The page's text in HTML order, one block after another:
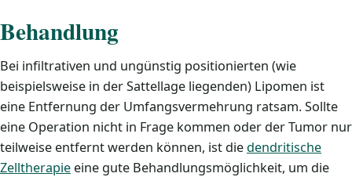
Behandlung
Bei infiltrativen und ungünstig positionierten (wie
beispielsweise in der Sattellage liegenden) Lipomen ist
eine Entfernung der Umfangsvermehrung ratsam. Sollte
eine Operation nicht in Frage kommen oder der Tumor nur
teilweise entfernt werden können, ist diedendritische
Zelltherapie eine gute Behandlungsmöglichkeit, um die